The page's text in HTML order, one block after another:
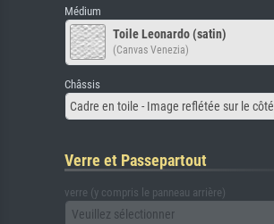
Médium
Toile Leonardo (satin)
(Canvas Venezia)
Châssis
Cadre en toile - Image reflétée sur le côté
Verre et Passepartout
verre (y compris le panneau arrière)
Veuillez sélectionner